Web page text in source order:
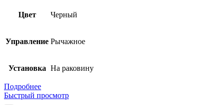
Цвет Черный
Управление Рычажное
Установка На раковину
Подробнее
Быстрый просмотр